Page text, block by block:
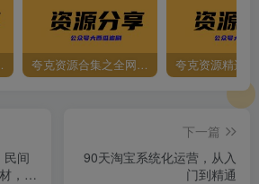
汇总（持续更新） 夸克资源合集之全网影视 夸克资源精选
民间
，可
下一篇
90天淘宝系统化运营，从入
门到精通